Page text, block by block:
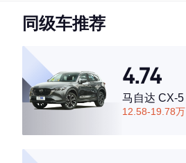
·外观表现较为优秀，优于53%同级车
·空间表现较为优秀，优于84%同级车
同级车推荐
4.74
马自达 CX-5
12.58-19.78万